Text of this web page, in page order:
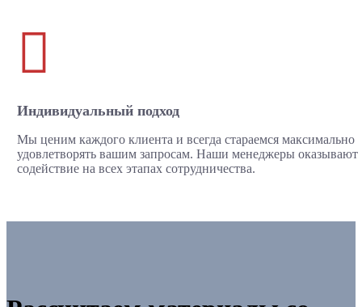

Индивидуальный подход
Мы ценим каждого клиента и всегда стараемся максимально
удовлетворять вашим запросам. Наши менеджеры оказывают
содействие на всех этапах сотрудничества.